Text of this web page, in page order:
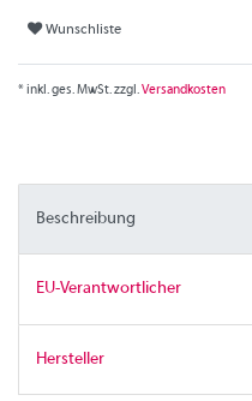
Wunschliste
* inkl. ges. MwSt. zzgl.Versandkosten
Beschreibung
EU-Verantwortlicher
Hersteller